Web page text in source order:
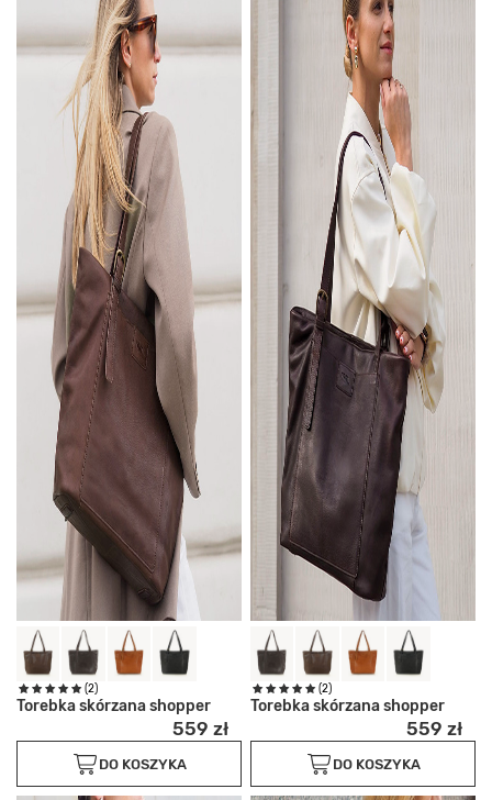
(2)
Torebka skórzana shopper
559 zł
DO KOSZYKA
(2)
Torebka skórzana shopper
559 zł
DO KOSZYKA